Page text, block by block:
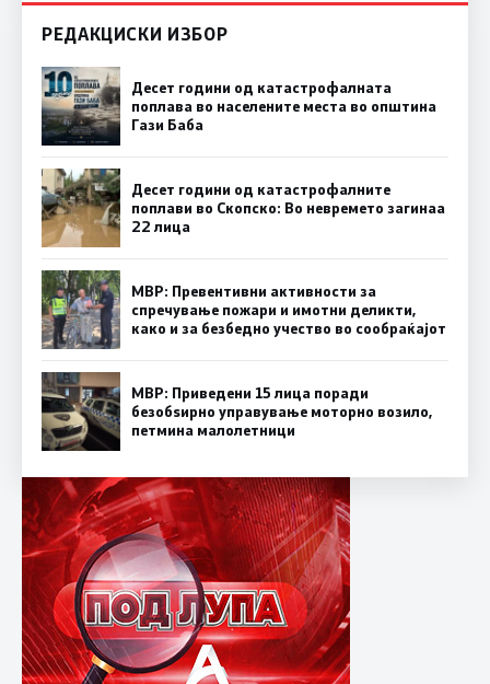
РЕДАКЦИСКИ ИЗБОР
Десет години од катастрофалната
поплава во населените места во општина
Гази Баба
Десет години од катастрофалните
поплави во Скопско: Во невремето загинаа
22 лица
МВР: Превентивни активности за
спречување пожари и имотни деликти,
како и за безбедно учество во сообраќајот
МВР: Приведени 15 лица поради
безобѕирно управување моторно возило,
петмина малолетници